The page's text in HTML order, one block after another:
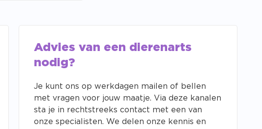
Advies van een dierenarts
nodig?
Je kunt ons op werkdagen mailen of bellen
met vragen voor jouw maatje. Via deze kanalen
sta je in rechtstreeks contact met een van
onze specialisten. We delen onze kennis en